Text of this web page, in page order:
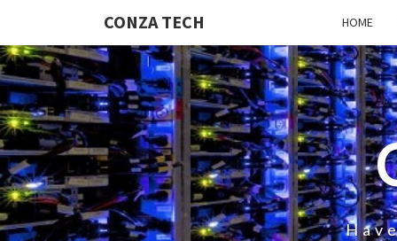
CONZA TECH HOME